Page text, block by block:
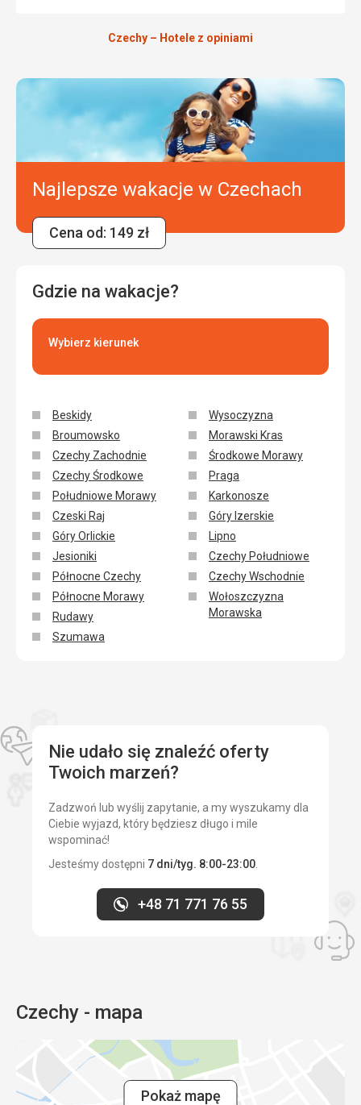
Zakwaterowanie
5,0/ 5
Czechy – Hotele z opiniami
Najlepsze wakacje w Czechach
Cena od: 149 zł
Gdzie na wakacje?
Wybierz kierunek
Beskidy
Broumowsko
Czechy Zachodnie
Czechy Środkowe
Południowe Morawy
Czeski Raj
Góry Orlickie
Jesioniki
Północne Czechy
Północne Morawy
Rudawy
Szumawa
Wysoczyzna
Morawski Kras
Środkowe Morawy
Praga
Karkonosze
Góry Izerskie
Lipno
Czechy Południowe
Czechy Wschodnie
Wołoszczyzna
Morawska
Nie udało się znaleźć oferty
Twoich marzeń?
Zadzwoń lub wyślij zapytanie, a my wyszukamy dla
Ciebie wyjazd, który będziesz długo i mile
wspominać!
Jesteśmy dostępni 7 dni/tyg. 8:00-23:00
+48 71 771 76 55
Czechy - mapa
Pokaż mapę